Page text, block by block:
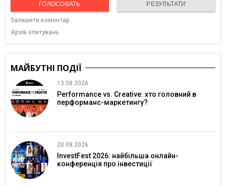
ГОЛОСОВАТЬ РЕЗУЛЬТАТИ
Залишити коментар
Архів опитувань
МАЙБУТНІ ПОДІЇ
13.08.2026
Performance vs. Creative: хто головний в
перформанс-маркетингу?
20.08.2026
InvestFest 2026: найбільша онлайн-
конференція про інвестиції